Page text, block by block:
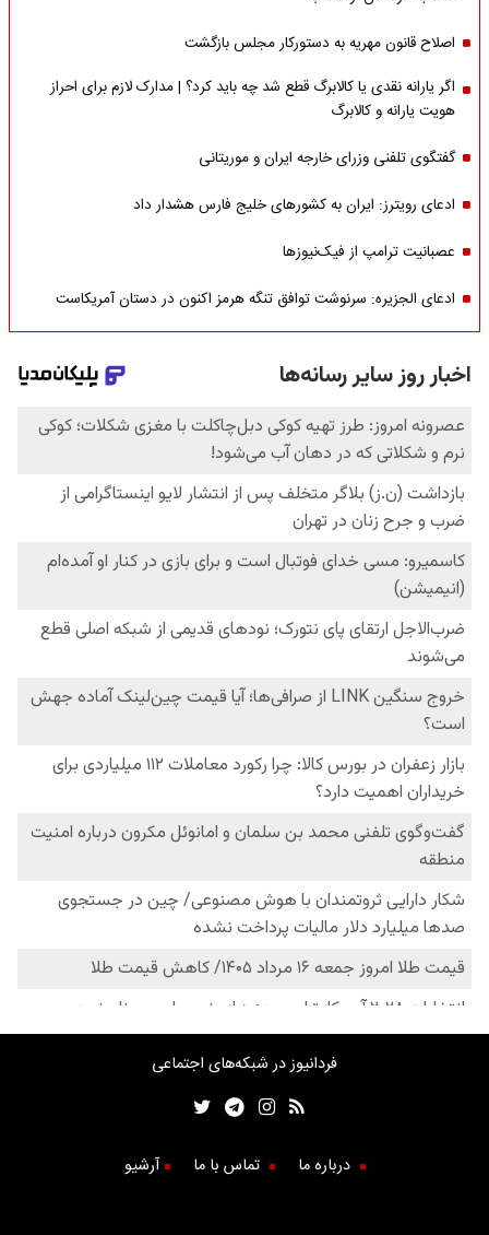
اصلاح قانون مهریه به دستورکار مجلس بازگشت
اگر یارانه نقدی یا کالابرگ قطع شد چه باید کرد؟ | مدارک لازم برای احراز
هویت یارانه و کالابرگ
گفتگوی تلفنی وزرای خارجه ایران و موریتانی
ادعای رویترز: ایران به کشورهای خلیج فارس هشدار داد
عصبانیت ترامپ از فیک‌نیوزها
ادعای الجزیره: سرنوشت توافق تنگه هرمز اکنون در دستان آمریکاست
فردانیوز در شبکه‌های اجتماعی
درباره ما تماس با ما آرشیو